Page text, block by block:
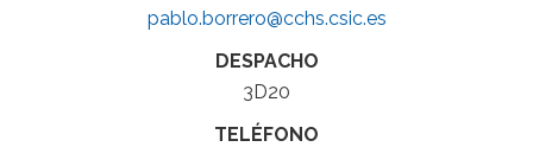
pablo.borrero@cchs.csic.es
DESPACHO
3D20
TELÉFONO